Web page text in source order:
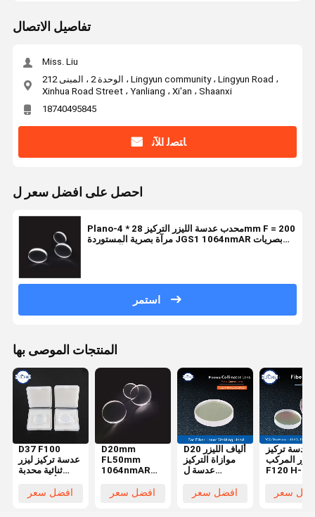
تفاصيل الاتصال
Miss. Liu
الوحدة 2 ، المبنى 212 ، Lingyun community ، Lingyun Road ،
Xinhua Road Street ، Yanliang ، Xi'an ، Shaanxi
18740495845
ﺎﺘﺼﻟ ﺍﻶﻧ
احصل على افضل سعر ل
Plano-محدب عدسة الليزر التركيز 28 * 4mm F = 200
مرآة بصرية المستوردة JGS1 1064nmAR بصريات
استمر
المنتجات الموصى بها
D37 F100
عدسة تركيز ليزر
ثنائية محدبة
BM114S
افضل سعر
D20mm
FL50mm
1064nmAR
تركيز العدسات
H-K9L
افضل سعر
D20 ألياف الليزر
موازاة التركيز
عدسة ل
Bodor رأس
افضل سعر
عدسة تركيز
المركب
F120 H-
لرأس القطع
بالليزر
سعر